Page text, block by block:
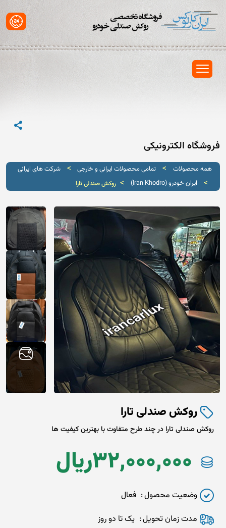
فروشگاه الکترونیکی
همه محصولات > تمامی محصولات ایرانی و خارجی > شرکت های ایرانی
> ایران خودرو (Iran Khodro) > روکش صندلی تارا
روکش صندلی تارا
روکش صندلی تارا در چند طرح متفاوت با بهترین کیفیت ها
ريال32,000,000
وضعیت محصول
فعال
مدت زمان تحويل
یک تا دو روز